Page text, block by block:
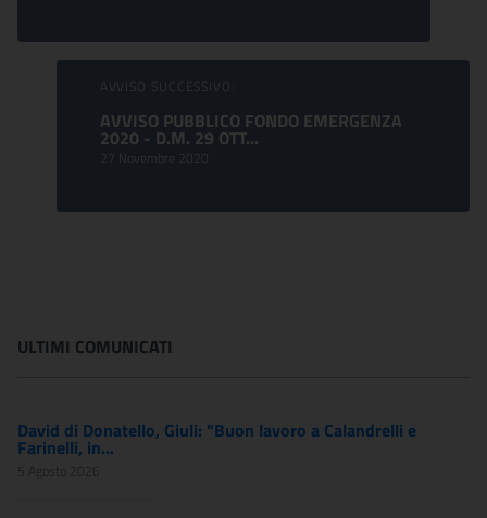
AVVISO SUCCESSIVO:
AVVISO PUBBLICO FONDO EMERGENZA
2020 - D.M. 29 OTT...
27 Novembre 2020
ULTIMI COMUNICATI
David di Donatello, Giuli: "Buon lavoro a Calandrelli e
Farinelli, in...
5 Agosto 2026